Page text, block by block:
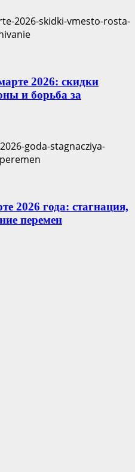
2026: скидки
и борьба за
2026 года: стагнация,
перемен